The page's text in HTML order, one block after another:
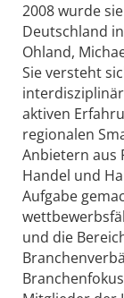
2008 wurde
Deutschland
Ohland,
Sie versteht
aktiven
regionalen
Anbietern aus
Handel und
Aufgabe
und die